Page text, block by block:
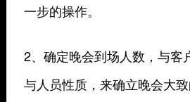
一步的操作。
2、确定晚会到场人数，与客
与人员性质，来确立晚会大